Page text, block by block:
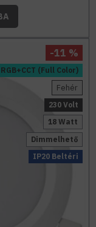
RGB+CCT (Full Color)
IP20 Beltéri
18 Watt
Fehér
Dimmelhető
230 Volt
-11 %